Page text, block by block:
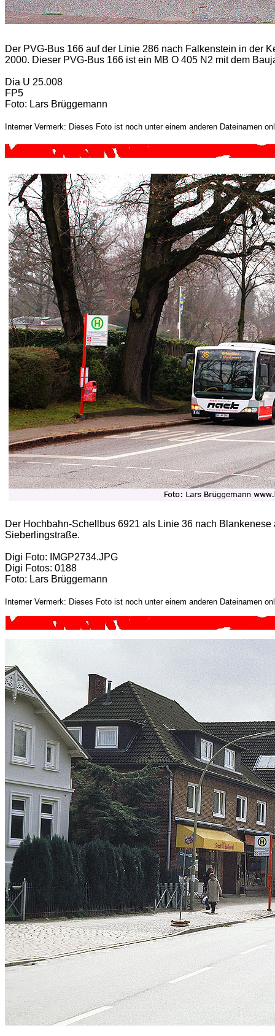
Der PVG-Bus 166 auf der Linie 286 nach Falkenstein in der
2000. Dieser PVG-Bus 166 ist ein MB O 405 N2 mit dem
Dia U 25.008
FP5
Foto: Lars Brüggemann
Interner Vermerk: Dieses Foto ist noch unter einem anderen Dateinamen
Der Hochbahn-Schellbus 6921 als Linie 36 nach
Sieberlingstraße.
Digi Foto: IMGP2734.JPG
Digi Fotos: 0188
Foto: Lars Brüggemann
Interner Vermerk: Dieses Foto ist noch unter einem anderen Dateinamen